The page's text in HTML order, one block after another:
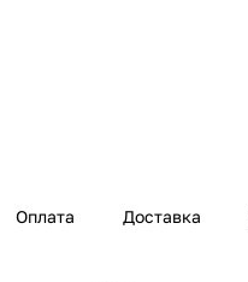
Оплата Доставка